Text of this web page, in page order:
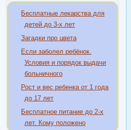
Бесплатные лекарства для
детей до 3-х лет
Загадки про цвета
Если заболел ребёнок.
Условия и порядок выдачи
больничного
Рост и вес ребенка от 1 года
до 17 лет
Бесплатное питание до 2-х
лет. Кому положено